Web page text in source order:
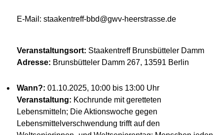
E-Mail: staakentreff-bbd@gwv-heerstrasse.de
Veranstaltungsort: Staakentreff Brunsbütteler Damm
Adresse: Brunsbütteler Damm 267, 13591 Berlin
Wann?: 01.10.2025, 10:00 bis 13:00 Uhr
Veranstaltung: Kochrunde mit geretteten
Lebensmitteln; Die Aktionswoche gegen
Lebensmittelverschwendung trifft auf den